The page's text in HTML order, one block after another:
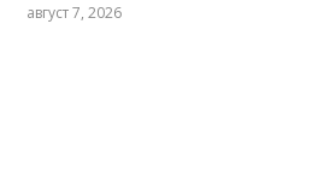
август 7, 2026